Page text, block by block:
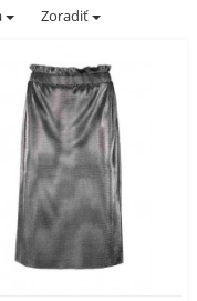
Zoradiť